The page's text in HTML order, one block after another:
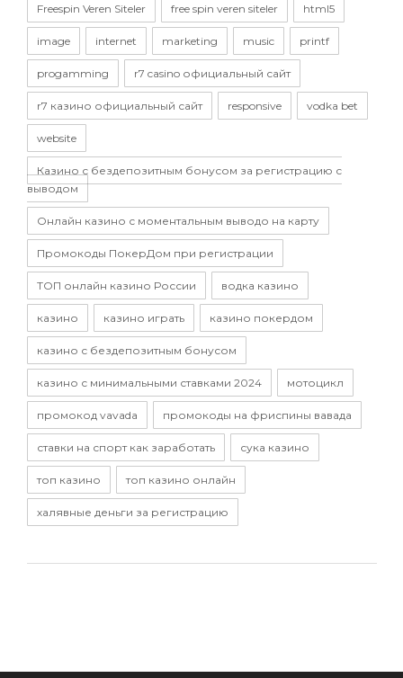
Freespin Veren Siteler free spin veren siteler html5
image internet marketing music printf
progamming r7 casino официальный сайт
r7 казино официальный сайт responsive vodka bet
website
Казино с бездепозитным бонусом за регистрацию с
выводом
Онлайн казино с моментальным выводо на карту
Промокоды ПокерДом при регистрации
ТОП онлайн казино России водка казино
казино казино играть казино покердом
казино с бездепозитным бонусом
казино с минимальными ставками 2024 мотоцикл
промокод vavada промокоды на фриспины вавада
ставки на спорт как заработать сука казино
топ казино топ казино онлайн
халявные деньги за регистрацию